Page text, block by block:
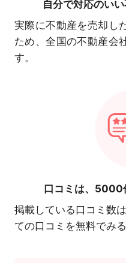
自分で対応のいい
実際に不動産を売却し
ため、全国の不動産会
す。
口コミは、 5000
掲載している口コミ数
ての口コミを無料でみ